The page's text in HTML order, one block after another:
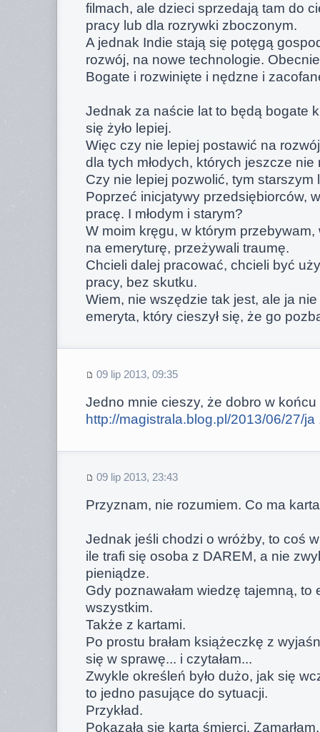
filmach, ale dzieci sprzedają tam do
pracy lub dla rozrywki zboczonym.
A jednak Indie stają się potęgą
rozwój, na nowe technologie.
Bogate i rozwinięte i nędzne i
Jednak za naście lat to będą bogate
się żyło lepiej.
Więc czy nie lepiej postawić na
dla tych młodych, których jeszcze
Czy nie lepiej pozwolić, tym starszym
Poprzeć inicjatywy przedsiębiorców,
pracę. I młodym i starym?
W moim kręgu, w którym
na emeryturę, przeżywali traumę.
Chcieli dalej pracować, chcieli być
pracy, bez skutku.
Wiem, nie wszędzie tak jest, ale ja
emeryta, który cieszył się, że go
09 lip 2013, 09:35
Jedno mnie cieszy, że dobro w końcu
http://magistrala.blog.pl/2013/06/27/ja
09 lip 2013, 23:43
Przyznam, nie rozumiem. Co ma
Jednak jeśli chodzi o wróżby, to coś
ile trafi się osoba z DAREM, a nie
pieniądze.
Gdy poznawałam wiedzę tajemną, to
wszystkim.
Także z kartami.
Po prostu brałam książeczkę z
się w sprawę... i czytałam...
Zwykle określeń było dużo, jak się
to jedno pasujące do sytuacji.
Przykład.
Pokazała się karta śmierci.